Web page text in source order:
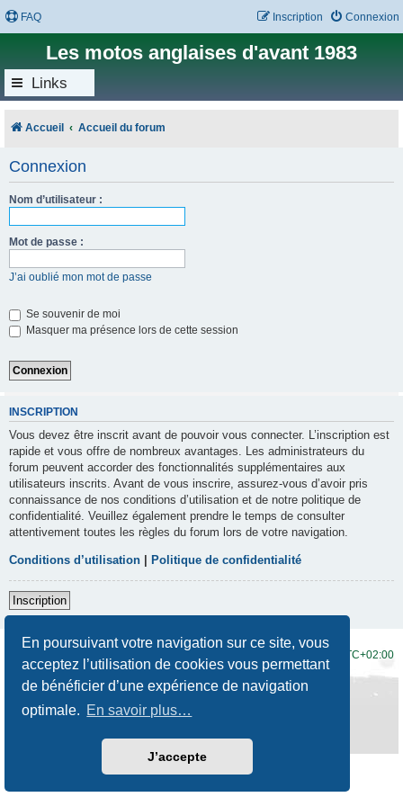
En poursuivant votre navigation sur ce site, vous
acceptez l’utilisation de cookies vous permettant
de bénéficier d’une expérience de navigation
optimale. En savoir plus…
J’accepte
FAQ Connexion
Inscription
Les motos anglaises d'avant 1983
Links
Accueil Accueil du forum
Connexion
Nom d’utilisateur :
Mot de passe :
J’ai oublié mon mot de passe
Se souvenir de moi
Masquer ma présence lors de cette session
INSCRIPTION
Vous devez être inscrit avant de pouvoir vous connecter. L’inscription est
rapide et vous offre de nombreux avantages. Les administrateurs du
forum peuvent accorder des fonctionnalités supplémentaires aux
utilisateurs inscrits. Avant de vous inscrire, assurez-vous d’avoir pris
connaissance de nos conditions d’utilisation et de notre politique de
confidentialité. Veuillez également prendre le temps de consulter
attentivement toutes les règles du forum lors de votre navigation.
Conditions d’utilisation Politique de confidentialité
Inscription
UTC+02:00
Développé par phpBB® Forum Software © phpBB Limited
Traduction française officielle
Prosilver New Edition
Confidentialité|Conditions